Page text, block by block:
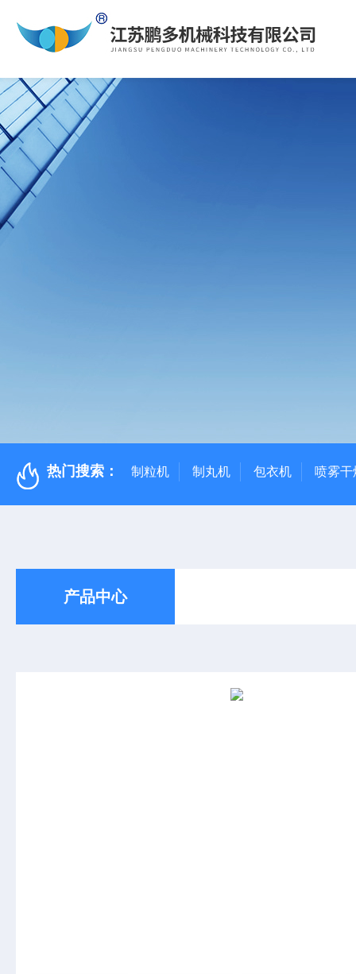
热门搜索： 制粒机 制丸机 包衣机 喷雾干
产品中心